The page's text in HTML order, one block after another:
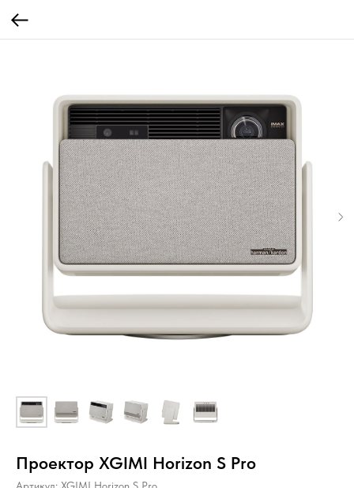
Проектор XGIMI Horizon S Pro